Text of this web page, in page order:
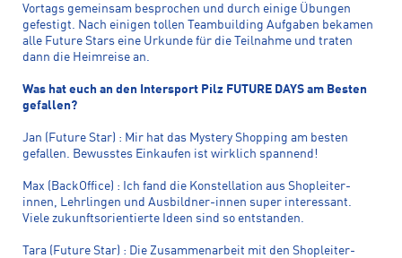
Vortags gemeinsam besprochen und durch einige Übungen
gefestigt. Nach einigen tollen Teambuilding Aufgaben bekamen
alle Future Stars eine Urkunde für die Teilnahme und traten
dann die Heimreise an.
Was hat euch an den Intersport Pilz FUTURE DAYS am Besten
gefallen?
Jan (Future Star) : Mir hat das Mystery Shopping am besten
gefallen. Bewusstes Einkaufen ist wirklich spannend!
Max (BackOffice) : Ich fand die Konstellation aus Shopleiter-
innen, Lehrlingen und Ausbildner-innen super interessant.
Viele zukunftsorientierte Ideen sind so entstanden.
Tara (Future Star) : Die Zusammenarbeit mit den Shopleiter-